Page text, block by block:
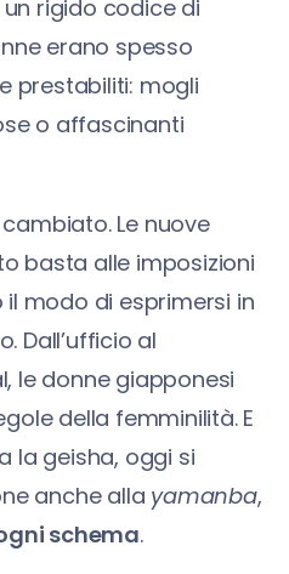
rigido codice di
erano spesso
prestabiliti: mogli
o affascinanti
Le nuove
basta alle imposizioni
modo di esprimersi in
Dall’ufficio al
le donne giapponesi
della femminilità. E
la geisha, oggi si
anche alla yamanba,
schema.